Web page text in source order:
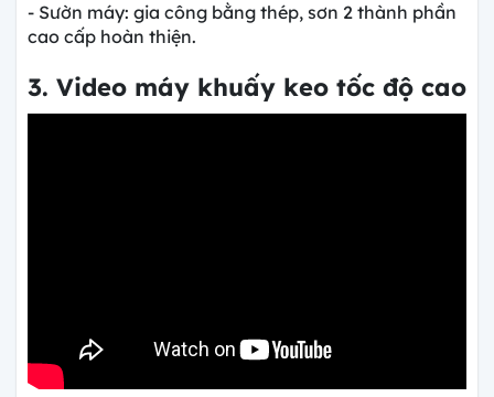
- Sườn máy: gia công bằng thép, sơn 2 thành phần
cao cấp hoàn thiện.
3. Video máy khuấy keo tốc độ cao